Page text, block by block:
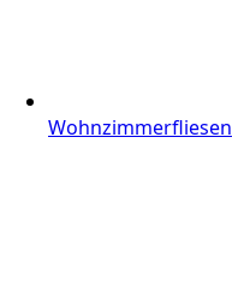
Wohnzimmerfliesen